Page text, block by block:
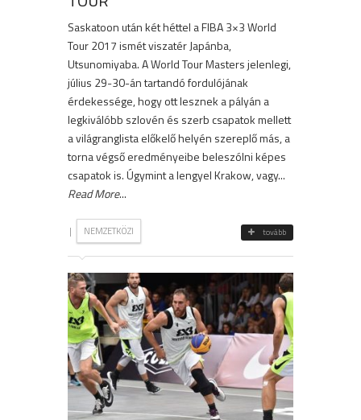
Saskatoon után két héttel a FIBA 3×3 World
Tour 2017 ismét viszatér Japánba,
Utsunomiyaba. A World Tour Masters jelenlegi,
július 29-30-án tartandó fordulójának
érdekessége, hogy ott lesznek a pályán a
legkiválóbb szlovén és szerb csapatok mellett
a világranglista előkelő helyén szereplő más, a
torna végső eredményeibe beleszólni képes
csapatok is. Úgymint a lengyel Krakow, vagy...
Read More...
| NEMZETKÖZI tovább